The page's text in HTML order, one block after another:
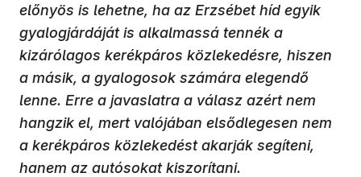
előnyös is lehetne, ha az Erzsébet híd egyik
gyalogjárdáját is alkalmassá tennék a
kizárólagos kerékpáros közlekedésre, hiszen
a másik, a gyalogosok számára elegendő
lenne. Erre a javaslatra a válasz azért nem
hangzik el, mert valójában elsődlegesen nem
a kerékpáros közlekedést akarják segíteni,
hanem az autósokat kiszorítani.